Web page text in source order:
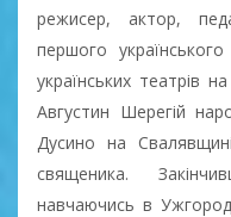
режисер, актор,
першого
українських театрів
Августин Шерегій
Дусино на
священика.
навчаючись в